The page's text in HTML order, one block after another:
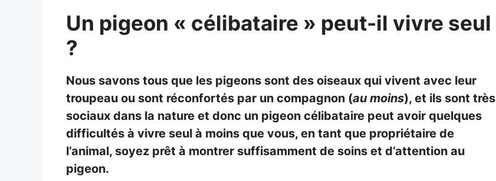
Un pigeon « célibataire » peut-il vivre seul
?
Nous savons tous que les pigeons sont des oiseaux qui vivent avec leur
troupeau ou sont réconfortés par un compagnon (au moins), et ils sont très
sociaux dans la nature et donc un pigeon célibataire peut avoir quelques
difficultés à vivre seul à moins que vous, en tant que propriétaire de
l’animal, soyez prêt à montrer suffisamment de soins et d’attention au
pigeon.